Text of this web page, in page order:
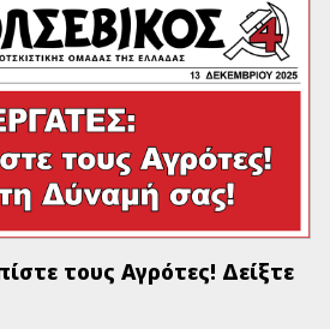
τους Αγρότες! Δείξτε